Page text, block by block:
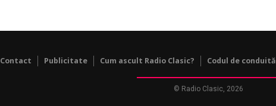
Contact Publicitate Cum ascult Radio Clasic? Codul de conduită
© Radio Clasic, 2026